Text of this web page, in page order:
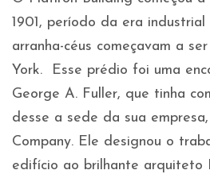
1901, período da era
arranha-céus começavam a
York. Esse prédio foi uma
George A. Fuller, que tinha
desse a sede da sua
Company. Ele designou o
edifício ao brilhante arquiteto